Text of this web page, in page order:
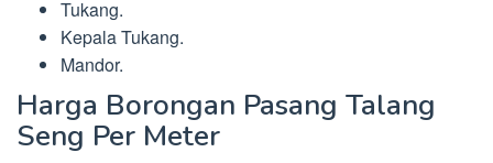
Tukang.
Kepala Tukang.
Mandor.
Harga Borongan Pasang Talang
Seng Per Meter